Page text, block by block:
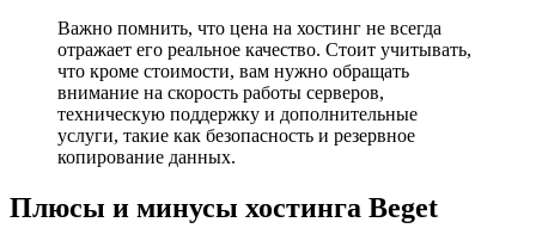
Важно помнить, что цена на хостинг не всегда
отражает его реальное качество. Стоит учитывать,
что кроме стоимости, вам нужно обращать
внимание на скорость работы серверов,
техническую поддержку и дополнительные
услуги, такие как безопасность и резервное
копирование данных.
Плюсы и минусы хостинга Beget